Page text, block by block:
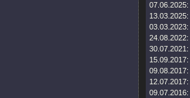
07.06.2025:
13.03.2025:
03.03.2023:
24.08.2022:
30.07.2021:
15.09.2017:
09.08.2017:
12.07.2017:
09.07.2016: